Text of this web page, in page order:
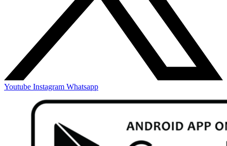
Youtube Instagram Whatsapp